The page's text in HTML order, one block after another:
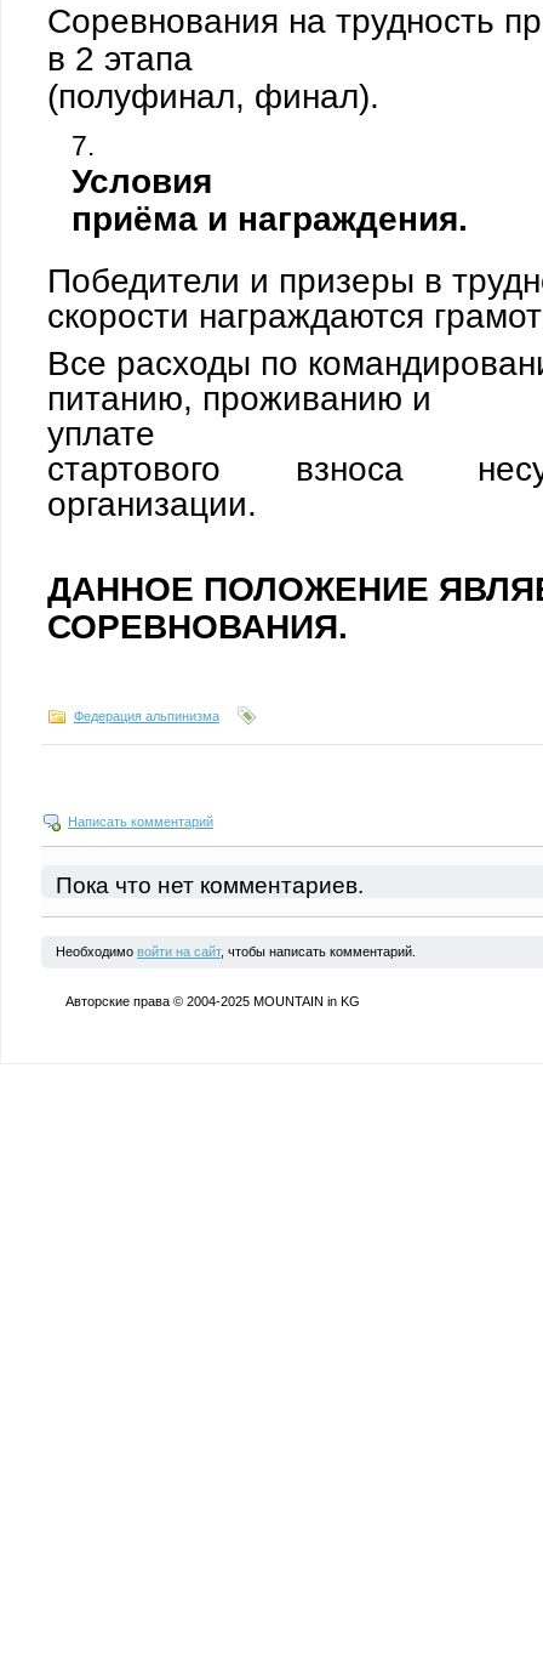
Соревнования на трудность
в 2 этапа
(полуфинал, финал).
Условия
приёма и награждения.
Победители и призеры в
скорости награждаются
Все расходы по
питанию, проживанию и
уплате
стартового взноса
организации.
ДАННОЕ ПОЛОЖЕНИЕ
СОРЕВНОВАНИЯ.
Федерация альпинизма
Написать комментарий
Пока что нет комментариев.
Необходимо войти на сайт, чтобы написать комментарий.
Авторские права © 2004-2025 MOUNTAIN in KG